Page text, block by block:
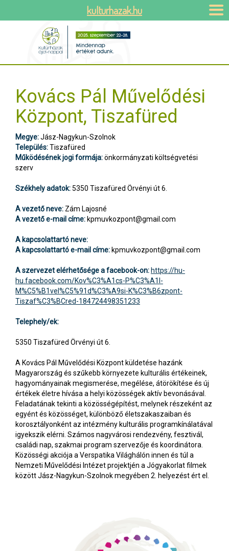
Kovács Pál Művelődési
Központ, Tiszafüred
Megye:Jász-Nagykun-Szolnok
Település:Tiszafüred
Működésének jogi formája:önkormányzati költségvetési
szerv
Székhely adatok:5350 Tiszafüred Örvényi út 6.
A vezető neve: Zám Lajosné
A vezető e-mail címe: kpmuvkozpont@gmail.com
A kapcsolattartó neve:
A kapcsolattartó e-mail címe: kpmuvkozpont@gmail.com
A szervezet elérhetősége a facebook-on: https://hu-
hu.facebook.com/Kov%C3%A1cs-P%C3%A1l-
M%C5%B1vel%C5%91d%C3%A9si-K%C3%B6zpont-
Tiszaf%C3%BCred-184724498351233
Telephely/ek:
5350 Tiszafüred Örvényi út 6.
A Kovács Pál Művelődési Központ küldetése hazánk
Magyarország és szűkebb környezete kulturális értékeinek,
hagyományainak megismerése, megélése, átörökítése és új
értékek életre hívása a helyi közösségek aktív bevonásával.
Feladatának tekinti a közösségépítést, melynek részeként az
egyént és közösséget, különböző életszakaszaiban és
korosztályonként az intézmény kulturális programkínálatával
igyekszik elérni. Számos nagyvárosi rendezvény, fesztivál,
családi nap, szakmai program szervezője és koordinátora.
Közösségi akciója a Verspatika Világhálón innen és túl a
Nemzeti Művelődési Intézet projektjén a Jógyakorlat filmek
között Jász-Nagykun-Szolnok megyében 2. helyezést ért el.
kulturhazak.hu